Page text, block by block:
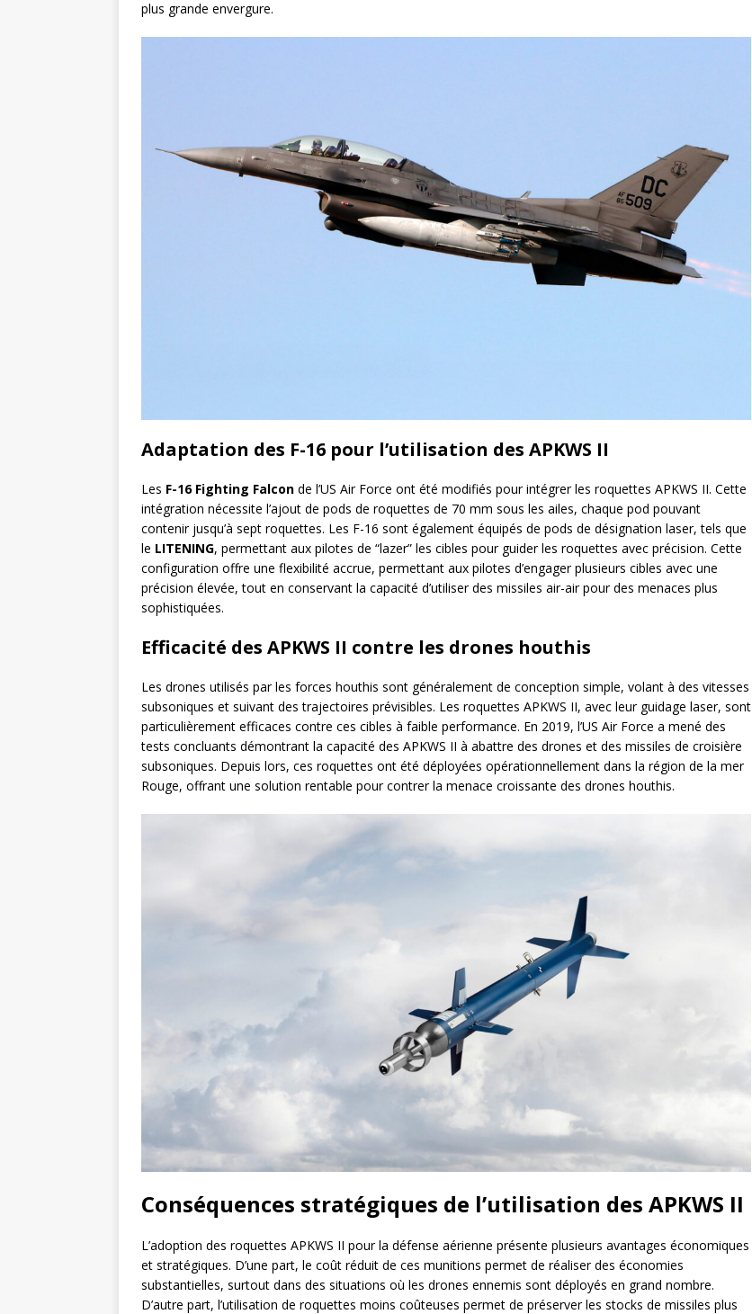
plus grande envergure.
Adaptation des F-16 pour l’utilisation des APKWS II
Les F-16 Fighting Falcon de l’US Air Force ont été modifiés pour intégrer les roquettes APKWS II. Cette
intégration nécessite l’ajout de pods de roquettes de 70 mm sous les ailes, chaque pod pouvant
contenir jusqu’à sept roquettes. Les F-16 sont également équipés de pods de désignation laser, tels que
le LITENING, permettant aux pilotes de “lazer” les cibles pour guider les roquettes avec précision. Cette
configuration offre une flexibilité accrue, permettant aux pilotes d’engager plusieurs cibles avec une
précision élevée, tout en conservant la capacité d’utiliser des missiles air-air pour des menaces plus
sophistiquées.
Efficacité des APKWS II contre les drones houthis
Les drones utilisés par les forces houthis sont généralement de conception simple, volant à des vitesses
subsoniques et suivant des trajectoires prévisibles. Les roquettes APKWS II, avec leur guidage laser, sont
particulièrement efficaces contre ces cibles à faible performance. En 2019, l’US Air Force a mené des
tests concluants démontrant la capacité des APKWS II à abattre des drones et des missiles de croisière
subsoniques. Depuis lors, ces roquettes ont été déployées opérationnellement dans la région de la mer
Rouge, offrant une solution rentable pour contrer la menace croissante des drones houthis.
Conséquences stratégiques de l’utilisation des APKWS II
L’adoption des roquettes APKWS II pour la défense aérienne présente plusieurs avantages économiques
et stratégiques. D’une part, le coût réduit de ces munitions permet de réaliser des économies
substantielles, surtout dans des situations où les drones ennemis sont déployés en grand nombre.
D’autre part, l’utilisation de roquettes moins coûteuses permet de préserver les stocks de missiles plus